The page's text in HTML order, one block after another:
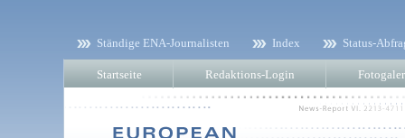
Ständige ENA-Journalisten Index Status-
Startseite Redaktions-Login